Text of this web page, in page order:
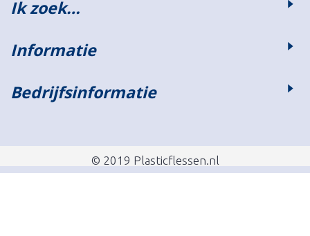
Ik zoek…
Informatie
Bedrijfsinformatie
© 2019 Plasticflessen.nl